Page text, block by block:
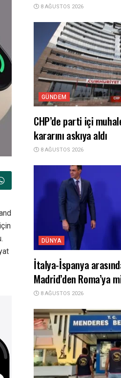
8 AĞUSTOS 2026
GÜNDEM
CHP’de parti içi
kararını askıya aldı
8 AĞUSTOS 2026
DÜNYA
İtalya-İspanya
Madrid’den Roma’ya
8 AĞUSTOS 2026